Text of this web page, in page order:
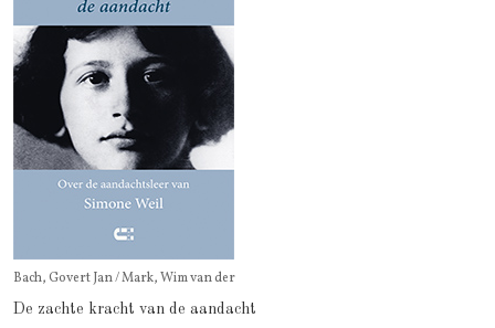
Bach, Govert Jan / Mark, Wim van der
De zachte kracht van de aandacht